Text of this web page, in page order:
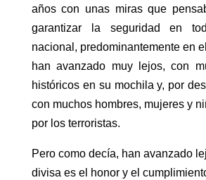
años con unas miras que
garantizar la seguridad en
nacional, predominantemente en
han avanzado muy lejos, con
históricos en su mochila y, por
con muchos hombres, mujeres y
por los terroristas.
Pero como decía, han avanzado
divisa es el honor y el